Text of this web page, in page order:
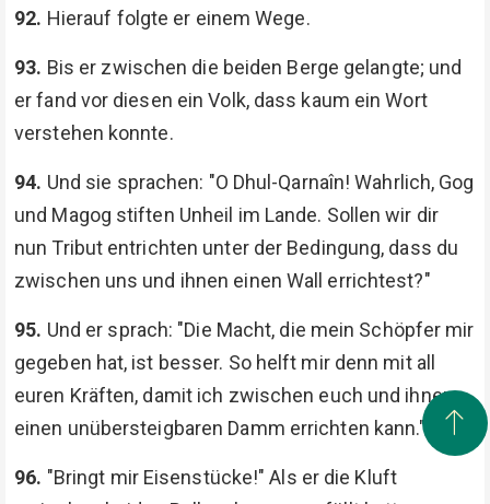
92. Hierauf folgte er einem Wege.
93. Bis er zwischen die beiden Berge gelangte; und
er fand vor diesen ein Volk, dass kaum ein Wort
verstehen konnte.
94. Und sie sprachen: "O Dhul-Qarnaîn! Wahrlich, Gog
und Magog stiften Unheil im Lande. Sollen wir dir
nun Tribut entrichten unter der Bedingung, dass du
zwischen uns und ihnen einen Wall errichtest?"
95. Und er sprach: "Die Macht, die mein Schöpfer mir
gegeben hat, ist besser. So helft mir denn mit all
euren Kräften, damit ich zwischen euch und ihnen
einen unübersteigbaren Damm errichten kann."
96. "Bringt mir Eisenstücke!" Als er die Kluft